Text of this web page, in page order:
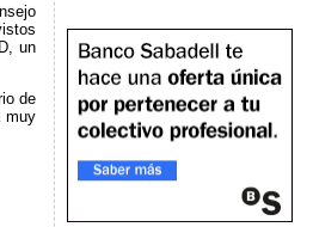
un
de
muy